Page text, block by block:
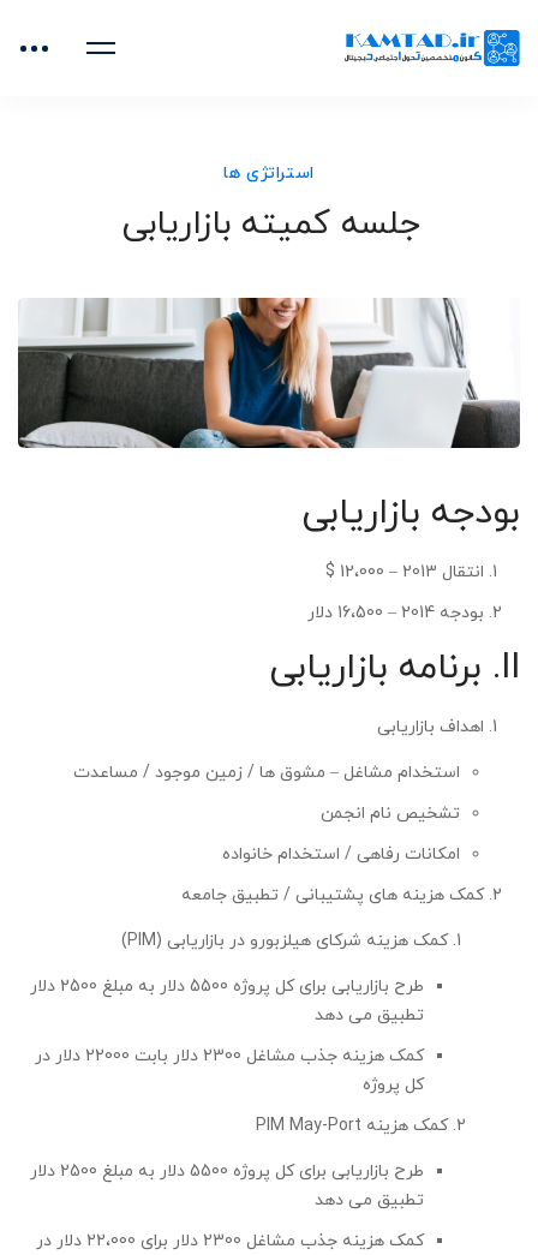
خانه جلسات و وبینارهای زوم
جلسه کمیته بازاریابی
استراتژی ها
جلسه کمیته بازاریابی
بودجه بازاریابی
انتقال 2013 – 12،000 $
بودجه 2014 – 16،500 دلار
II. برنامه بازاریابی
اهداف بازاریابی
استخدام مشاغل – مشوق ها / زمین موجود / مساعدت
تشخیص نام انجمن
امکانات رفاهی / استخدام خانواده
کمک هزینه های پشتیبانی / تطبیق جامعه
کمک هزینه شرکای هیلزبورو در بازاریابی (PIM)
طرح بازاریابی برای کل پروژه 5500 دلار به مبلغ 2500 دلار
تطبیق می دهد
کمک هزینه جذب مشاغل 2300 دلار بابت 22000 دلار در
کل پروژه
کمک هزینه PIM May-Port
طرح بازاریابی برای کل پروژه 5500 دلار به مبلغ 2500 دلار
تطبیق می دهد
کمک هزینه جذب مشاغل 2300 دلار برای 22،000 دلار در